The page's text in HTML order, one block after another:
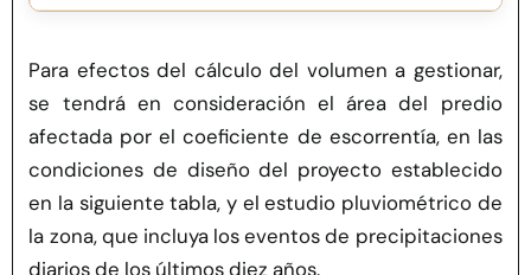
Para efectos del cálculo del volumen a gestionar,
se tendrá en consideración el área del predio
afectada por el coeficiente de escorrentía, en las
condiciones de diseño del proyecto establecido
en la siguiente tabla, y el estudio pluviométrico de
la zona, que incluya los eventos de precipitaciones
diarios de los últimos diez años.